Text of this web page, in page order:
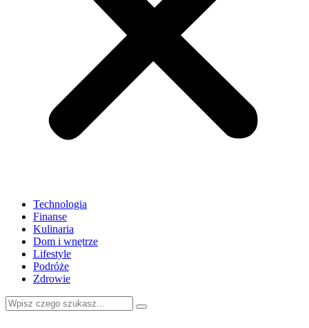
Technologia
Finanse
Kulinaria
Dom i wnętrze
Lifestyle
Podróże
Zdrowie